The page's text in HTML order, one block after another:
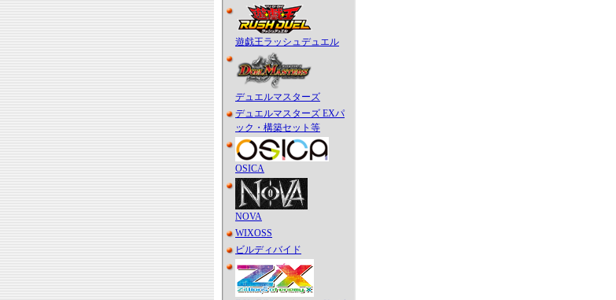
遊戯王ラッシュデュエル
デュエルマスターズ
デュエルマスターズ EXパ
ック・構築セット等
OSICA
NOVA
WIXOSS
ビルディバイド